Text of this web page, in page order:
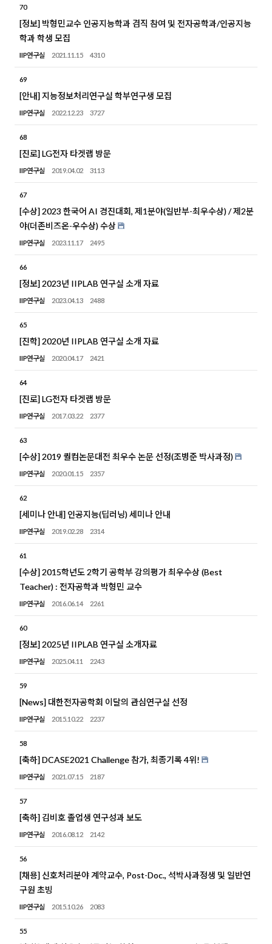
70
[정보] 박형민교수 인공지능학과 겸직 참여 및 전자공학과/인공지능
학과 학생 모집
IIP연구실 2021.11.15 4310
69
[안내] 지능정보처리연구실 학부연구생 모집
IIP연구실 2022.12.23 3727
68
[진로] LG전자 타겟랩 방문
IIP연구실 2019.04.02 3113
67
[수상] 2023 한국어 AI 경진대회, 제1분야(일반부-최우수상) / 제2분
야(더존비즈온-우수상) 수상
IIP연구실 2023.11.17 2495
66
[정보] 2023년 IIPLAB 연구실 소개 자료
IIP연구실 2023.04.13 2488
65
[진학] 2020년 IIPLAB 연구실 소개 자료
IIP연구실 2020.04.17 2421
64
[진로] LG전자 타겟랩 방문
IIP연구실 2017.03.22 2377
63
[수상] 2019 퀄컴논문대전 최우수 논문 선정(조병준 박사과정)
IIP연구실 2020.01.15 2357
62
[세미나 안내] 인공지능(딥러닝) 세미나 안내
IIP연구실 2019.02.28 2314
61
[수상] 2015학년도 2학기 공학부 강의평가 최우수상 (Best
Teacher) : 전자공학과 박형민 교수
IIP연구실 2016.06.14 2261
60
[정보] 2025년 IIPLAB 연구실 소개자료
IIP연구실 2025.04.11 2243
59
[News] 대한전자공학회 이달의 관심연구실 선정
IIP연구실 2015.10.22 2237
58
[축하] DCASE2021 Challenge 참가, 최종기록 4위!
IIP연구실 2021.07.15 2187
57
[축하] 김비호 졸업생 연구성과 보도
IIP연구실 2016.08.12 2142
56
[채용] 신호처리분야 계약교수, Post-Doc., 석박사과정생 및 일반연
구원 초빙
IIP연구실 2015.10.26 2083
55